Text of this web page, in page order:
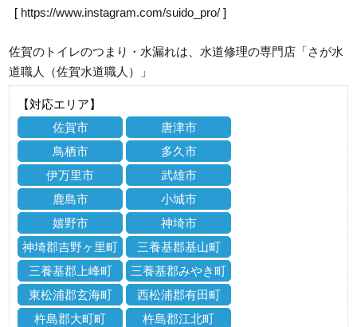
[ https://www.instagram.com/suido_pro/ ]
佐賀のトイレのつまり・水漏れは、水道修理の専門店「さが水
道職人（佐賀水道職人）」
【対応エリア】
佐賀市
唐津市
鳥栖市
多久市
伊万里市
武雄市
鹿島市
小城市
嬉野市
神埼市
神埼郡吉野ヶ里町
三養基郡基山町
三養基郡上峰町
三養基郡みやき町
東松浦郡玄海町
西松浦郡有田町
杵島郡大町町
杵島郡江北町